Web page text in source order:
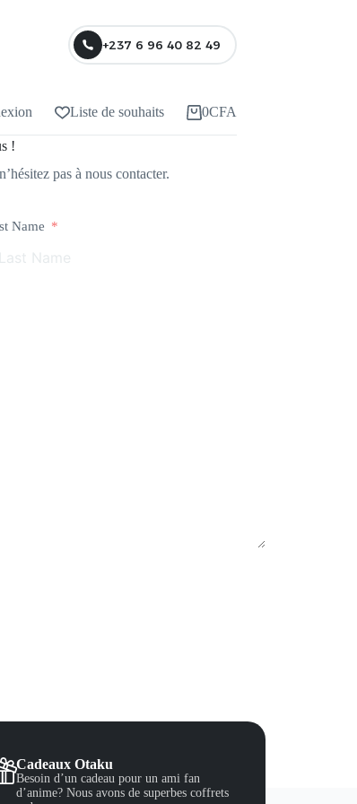
+237 6 96 40 82 49
Liste de souhaits 0CFA
!
pas à nous contacter.
Name
Cadeaux Otaku
Besoin d’un cadeau pour un ami fan
d’anime? Nous avons de superbes coffrets